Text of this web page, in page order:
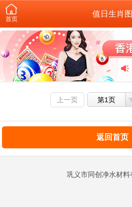
首页
值日生肖图
上一页 第1页
返回首页
巩义市同创净水材料